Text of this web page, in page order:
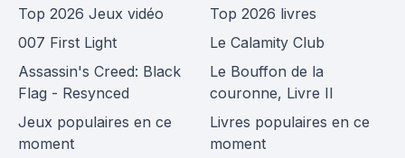
Top 2026 Jeux vidéo
007 First Light
Assassin's Creed: Black
Flag - Resynced
Jeux populaires en ce
moment
Top 2026 livres
Le Calamity Club
Le Bouffon de la
couronne, Livre II
Livres populaires en ce
moment